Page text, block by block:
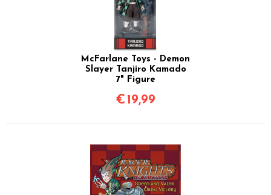
McFarlane Toys - Demon
Slayer Tanjiro Kamado
7" Figure
€ 19,99